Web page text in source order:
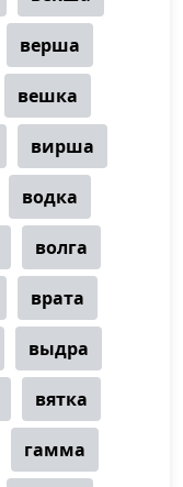
верша
вешка
вирша
водка
волга
врата
выдра
вятка
гамма